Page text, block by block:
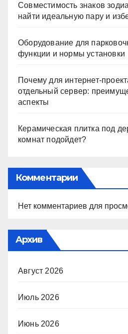
Совместимость знаков
найти идеальную пару и
Оборудование для
функции и нормы установки
Почему для интернет-
отдельный сервер:
аспекты
Керамическая плитка под
комнат подойдет?
Комментарии
Нет комментариев для
Архив
Август 2026
Июль 2026
Июнь 2026